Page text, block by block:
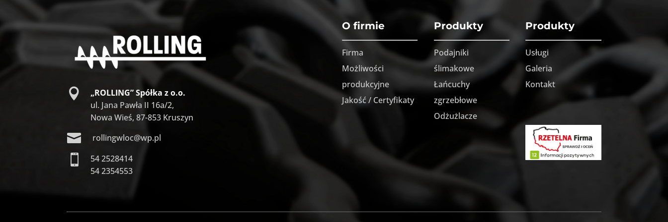

„ROLLING” Spółka z o.o.
ul. Jana Pawła II 16a/2,
Nowa Wieś, 87-853 Kruszyn
 rollingwloc@wp.pl

54 2528414
54 2354553
O firmie
Firma
Możliwości
produkcyjne
Jakość / Certyfikaty
Produkty
Podajniki
ślimakowe
Łańcuchy
zgrzebłowe
Odżużlacze
Produkty
Usługi
Galeria
Kontakt